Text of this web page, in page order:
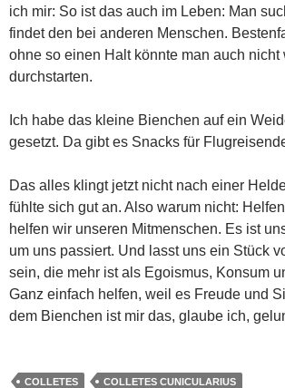
ich mir: So ist das auch im Leben: Man
findet den bei anderen Menschen.
ohne so einen Halt könnte man auch nicht
durchstarten.
Ich habe das kleine Bienchen auf ein
gesetzt. Da gibt es Snacks für
Das alles klingt jetzt nicht nach einer
fühlte sich gut an. Also warum nicht:
helfen wir unseren Mitmenschen. Es ist
um uns passiert. Und lasst uns ein Stück
sein, die mehr ist als Egoismus, Konsum
Ganz einfach helfen, weil es Freude und
dem Bienchen ist mir das, glaube ich,
COLLETES
COLLETES CUNICULARIUS